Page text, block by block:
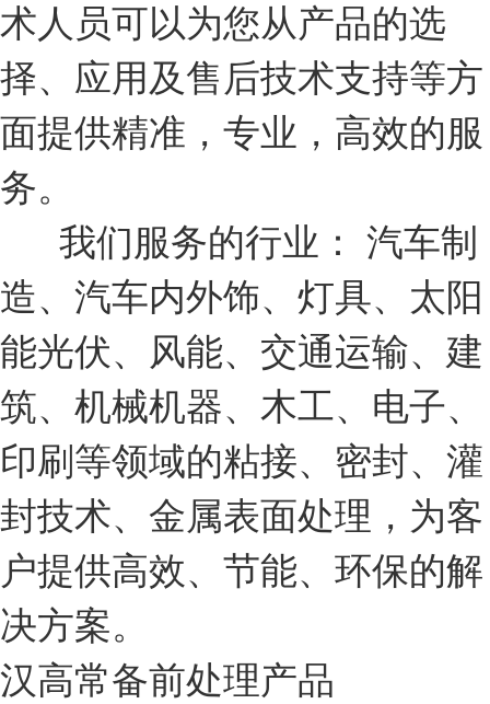
术人员可以为您从产品的选
择、应用及售后技术支持等方
面提供精准，专业，高效的服
务。
我们服务的行业： 汽车制
造、汽车内外饰、灯具、太阳
能光伏、风能、交通运输、建
筑、机械机器、木工、电子、
印刷等领域的粘接、密封、灌
封技术、金属表面处理，为客
户提供高效、节能、环保的解
决方案。
汉高常备前处理产品